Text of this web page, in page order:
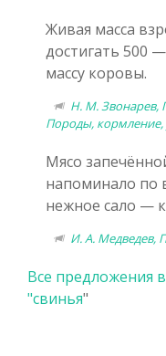
Живая масса
достигать 500
массу коровы.
Н. М. Звонарев,
Породы, кормление,
Мясо
напоминало по
нежное сало —
И. А. Медведев,
Все предложения
"свинья"